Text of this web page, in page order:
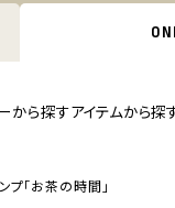
から探すアイテムから探
プ「お茶の時間」